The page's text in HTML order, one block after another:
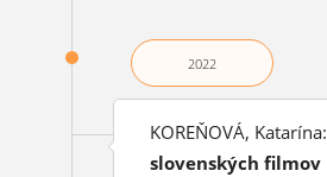
2022
KOREŇOVÁ, Katarína:
slovenských filmov